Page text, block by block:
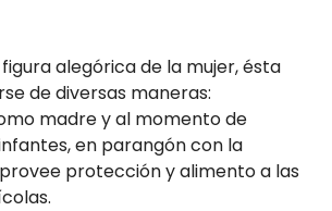
alegórica de la mujer, ésta
de diversas maneras:
madre y al momento de
en parangón con la
protección y alimento a las